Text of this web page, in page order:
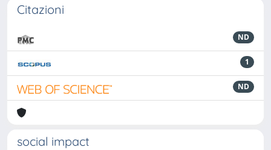
Citazioni
ND
1
ND
social impact